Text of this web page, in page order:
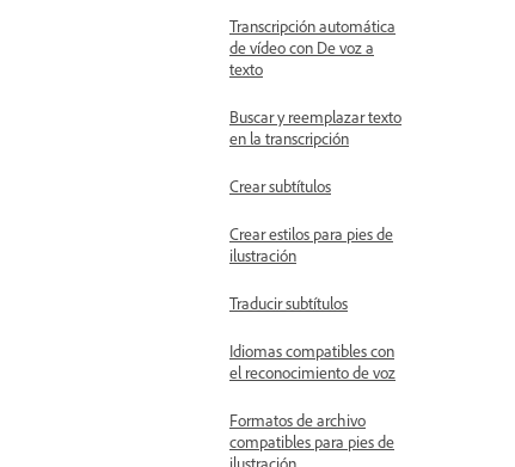
Transcripción automática
de vídeo con De voz a
texto
Buscar y reemplazar texto
en la transcripción
Crear subtítulos
Crear estilos para pies de
ilustración
Traducir subtítulos
Idiomas compatibles con
el reconocimiento de voz
Formatos de archivo
compatibles para pies de
ilustración